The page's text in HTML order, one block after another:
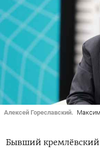
Алексей Гореславский.
Бывший